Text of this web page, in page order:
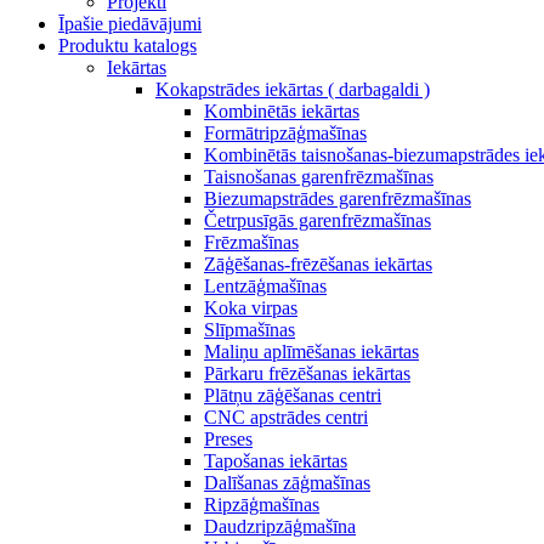
Īpašie piedāvājumi
Produktu katalogs
Iekārtas
Kokapstrādes iekārtas ( darbagaldi )
Kombinētās iekārtas
Formātripzāģmašīnas
Kombinētās taisnošanas-biezumapstrādes
Taisnošanas garenfrēzmašīnas
Biezumapstrādes garenfrēzmašīnas
Četrpusīgās garenfrēzmašīnas
Frēzmašīnas
Zāģēšanas-frēzēšanas iekārtas
Lentzāģmašīnas
Koka virpas
Slīpmašīnas
Maliņu aplīmēšanas iekārtas
Pārkaru frēzēšanas iekārtas
Plātņu zāģēšanas centri
CNC apstrādes centri
Preses
Tapošanas iekārtas
Dalīšanas zāģmašīnas
Ripzāģmašīnas
Daudzripzāģmašīna